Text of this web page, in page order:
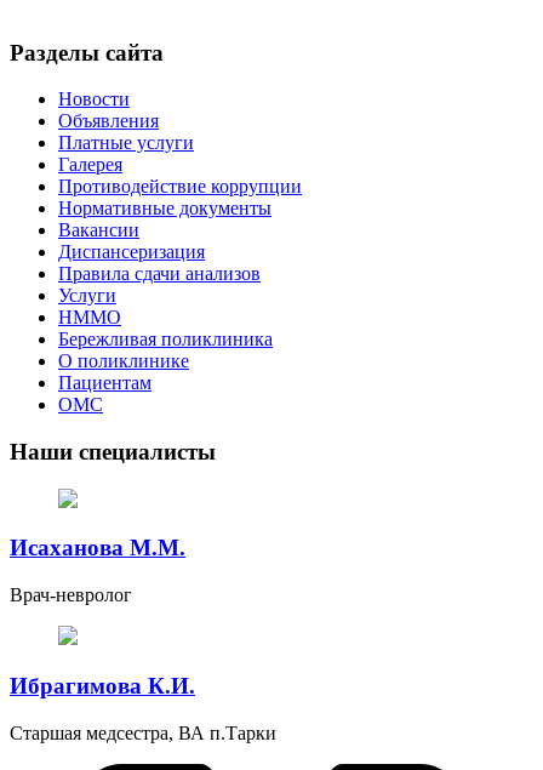
Разделы сайта
Новости
Объявления
Платные услуги
Галерея
Противодействие коррупции
Нормативные документы
Вакансии
Диспансеризация
Правила сдачи анализов
Услуги
НММО
Бережливая поликлиника
О поликлинике
Пациентам
ОМС
Наши специалисты
Исаханова М.М.
Врач-невролог
Ибрагимова К.И.
Старшая медсестра, ВА п.Тарки